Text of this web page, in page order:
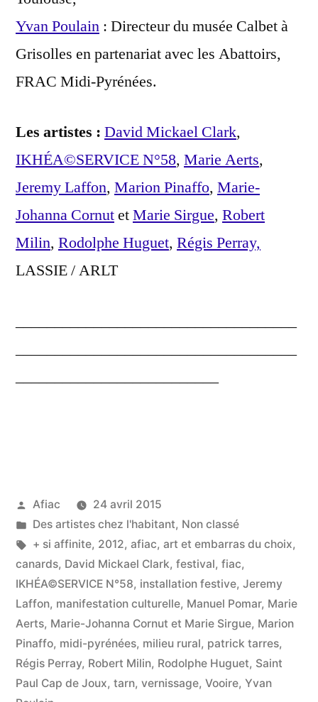
Yvan Poulain : Directeur du musée Calbet à
Grisolles en partenariat avec les Abattoirs,
FRAC Midi-Pyrénées.
Les artistes : David Mickael Clark,
IKHÉA©SERVICE N°58, Marie Aerts,
Jeremy Laffon, Marion Pinaffo, Marie-
Johanna CornutetMarie Sirgue, Robert
Milin, Rodolphe Huguet, Régis Perray,
LASSIE / ARLT
Publié
par
Afiac
24 avril 2015
Publié
dans
Des artistes chez l'habitant, Non classé
Étiquettes :
+ si affinite, 2012, afiac, art et embarras du choix,
canards, David Mickael Clark, festival, fiac,
IKHÉA©SERVICE N°58, installation festive, Jeremy
Laffon, manifestation culturelle, Manuel Pomar, Marie
Aerts, Marie-Johanna Cornut et Marie Sirgue, Marion
Pinaffo, midi-pyrénées, milieu rural, patrick tarres,
Régis Perray, Robert Milin, Rodolphe Huguet, Saint
Paul Cap de Joux, tarn, vernissage, Vooire, Yvan